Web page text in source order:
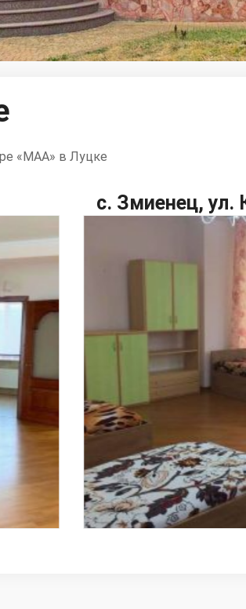
«МАА» в Луцке
с. Змиенец, ул.